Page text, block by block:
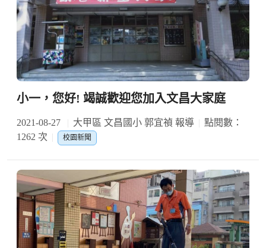
小一，您好! 竭誠歡迎您加入文昌大家庭
2021-08-27 大甲區 文昌國小 郭宜禎 報導
點閱數：
1262 次
校園新聞